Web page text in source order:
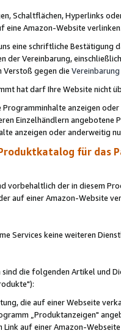
Schaltflächen, Hyperlinks
eine Amazon-Website
eine schriftliche
der Vereinbarung,
Verstoß gegen die Vereinbarung
hat darf Ihre Website nicht
Programminhalte anzeigen
Einzelhändlern
anzeigen oder anderweitig
für das
vorbehaltlich der in diesem
auf einer Amazon-Website
Services keine weiteren
die folgenden Artikel und
die auf einer Webseite
„Produktanzeigen"
Link auf einer Amazon-